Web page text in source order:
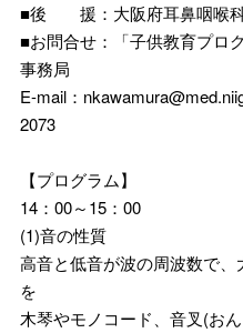
■後 援：大阪府耳鼻咽喉科
■お問合せ：「子供教育プロ
事務局
E-mail：
2073
【プログラム】
14：00～15：00
(1)音の性質
高音と低音が波の周波数で
を
木琴やモノコード、音叉(お